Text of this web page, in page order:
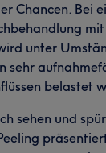
Chancen. Bei
unter
sehr
belastet
sehen und